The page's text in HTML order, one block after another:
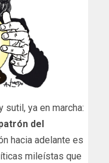
sutil, ya en marcha:
del
hacia adelante es
mileístas que